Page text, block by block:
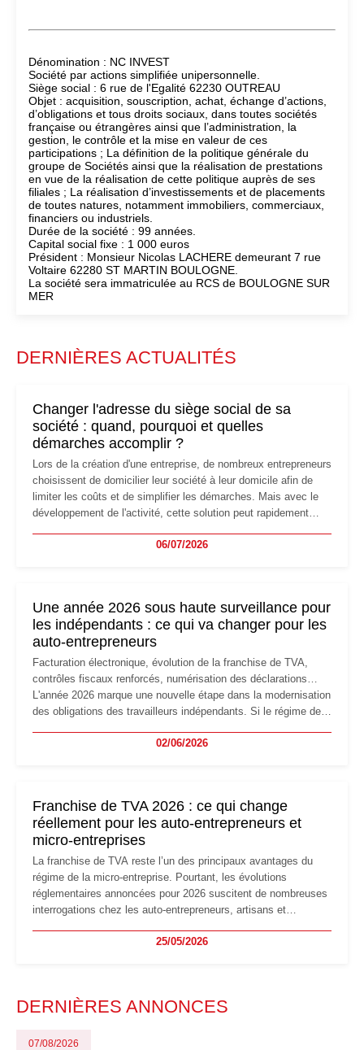
Dénomination : NC INVEST
Société par actions simplifiée unipersonnelle.
Siège social : 6 rue de l'Egalité 62230 OUTREAU
Objet : acquisition, souscription, achat, échange d’actions,
d’obligations et tous droits sociaux, dans toutes sociétés
française ou étrangères ainsi que l’administration, la
gestion, le contrôle et la mise en valeur de ces
participations ; La définition de la politique générale du
groupe de Sociétés ainsi que la réalisation de prestations
en vue de la réalisation de cette politique auprès de ses
filiales ; La réalisation d’investissements et de placements
de toutes natures, notamment immobiliers, commerciaux,
financiers ou industriels.
Durée de la société : 99 années.
Capital social fixe : 1 000 euros
Président : Monsieur Nicolas LACHERE demeurant 7 rue
Voltaire 62280 ST MARTIN BOULOGNE.
La société sera immatriculée au RCS de BOULOGNE SUR
MER
DERNIÈRES ACTUALITÉS
Changer l'adresse du siège social de sa
société : quand, pourquoi et quelles
démarches accomplir ?
Lors de la création d'une entreprise, de nombreux entrepreneurs
choisissent de domicilier leur société à leur domicile afin de
limiter les coûts et de simplifier les démarches. Mais avec le
développement de l'activité, cette solution peut rapidement
professionnels, recrutement, image de marque… Le
06/07/2026
Une année 2026 sous haute surveillance pour
les indépendants : ce qui va changer pour les
auto-entrepreneurs
Facturation électronique, évolution de la franchise de TVA,
contrôles fiscaux renforcés, numérisation des déclarations…
L'année 2026 marque une nouvelle étape dans la modernisation
des obligations des travailleurs indépendants. Si le régime de
les auto-entrepreneurs devront s'adapter à un environnement
02/06/2026
Franchise de TVA 2026 : ce qui change
réellement pour les auto-entrepreneurs et
micro-entreprises
La franchise de TVA reste l’un des principaux avantages du
régime de la micro-entreprise. Pourtant, les évolutions
réglementaires annoncées pour 2026 suscitent de nombreuses
interrogations chez les auto-entrepreneurs, artisans et
facturation ou risque de bascule vers la TVA : les règles
25/05/2026
DERNIÈRES ANNONCES
07/08/2026